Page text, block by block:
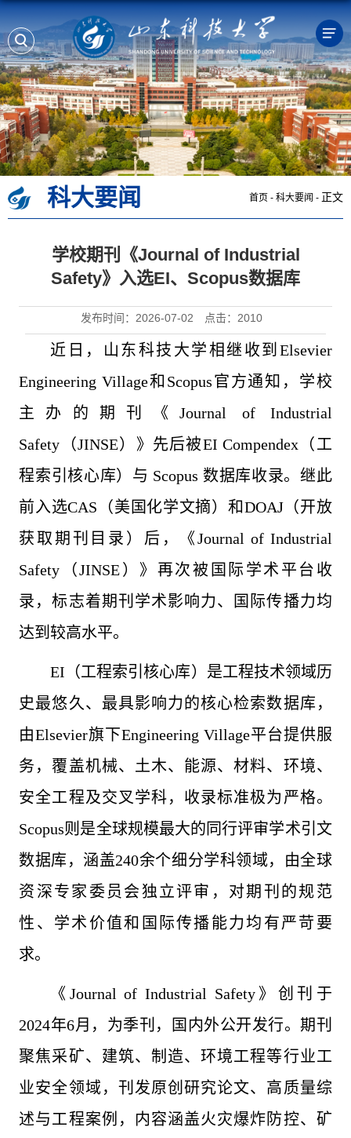
科大要闻 首页 - 科大要闻 - 正文
学校期刊《Journal of Industrial
Safety》入选EI、Scopus数据库
发布时间：2026-07-02 点击： 2010
近日，山东科技大学相继收到Elsevier
Engineering Village和Scopus官方通知，学校
主办的期刊《Journal of Industrial
Safety（JINSE） 》 先后被EI Compendex（工
程索引核心库）与 Scopus 数据库收录。继此
前入选CAS（美国化学文摘）和DOAJ（开放
获取期刊目录）后，
《Journal of Industrial
Safety（JINSE） 》 再次被国际学术平台收
录，标志着期刊 学术影响力、国际传播力均
达到较高水平。
EI（工程索引核心库）是工程技术领域历
史最悠久、最具影响力的核心检索数据库，
由Elsevier旗下Engineering Village平台提供服
务，覆盖机械、土木、能源、材料、环境、
安全工程及交叉学科，收录标准极为严格。
Scopus则是全球规模最大的同行评审学术引文
数据库，涵盖240余个细分学科领域，由全球
资深专家委员会独立评审，对期刊的规范
性、学术价值和国际传播能力均有严苛要
求。
《Journal of Industrial Safety》 创刊于
2024年6月，为季刊，国内外公开发行。期刊
聚焦采矿、建筑、制造、环境工程等行业工
业安全领域，刊发原创研究论文、高质量综
述与工程案例，内容涵盖火灾爆炸防控、矿